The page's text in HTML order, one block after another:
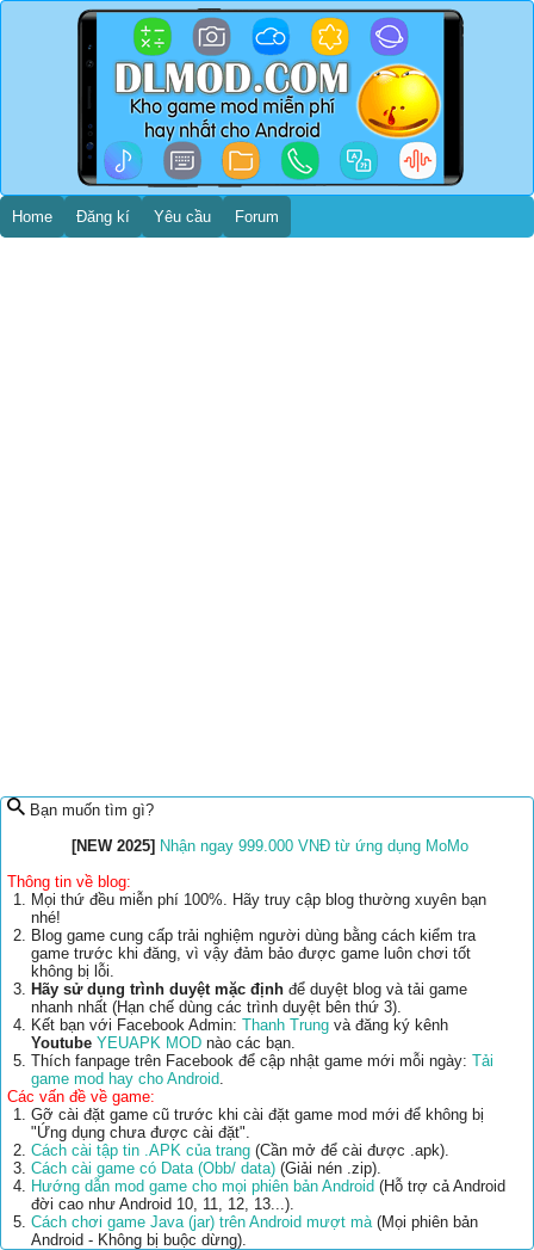
Home Đăng kí Yêu cầu Forum
Bạn muốn tìm gì?
[NEW 2025] Nhận ngay 999.000 VNĐ từ ứng dụng MoMo
Thông tin về blog:
Mọi thứ đều miễn phí 100%. Hãy truy cập blog thường xuyên bạn
nhé!
Blog game cung cấp trải nghiệm người dùng bằng cách kiểm tra
game trước khi đăng, vì vậy đảm bảo được game luôn chơi tốt
không bị lỗi.
Hãy sử dụng trình duyệt mặc định để duyệt blog và tải game
nhanh nhất (Hạn chế dùng các trình duyệt bên thứ 3).
Kết bạn với Facebook Admin: Thanh Trung và đăng ký kênh
Youtube YEUAPK MOD nào các bạn.
Thích fanpage trên Facebook để cập nhật game mới mỗi ngày: Tải
game mod hay cho Android.
Các vấn đề về game:
Gỡ cài đặt game cũ trước khi cài đặt game mod mới để không bị
"Ứng dụng chưa được cài đặt".
Cách cài tập tin .APK của trang (Cần mở để cài được .apk).
Cách cài game có Data (Obb/ data) (Giải nén .zip).
Hướng dẫn mod game cho mọi phiên bản Android (Hỗ trợ cả Android
đời cao như Android 10, 11, 12, 13...).
Cách chơi game Java (jar) trên Android mượt mà(Mọi phiên bản
Android - Không bị buộc dừng).